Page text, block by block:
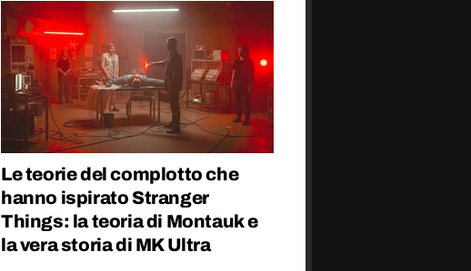
Le teorie del complotto che
hanno ispirato Stranger
Things: la teoria di Montauk e
la vera storia di MK Ultra